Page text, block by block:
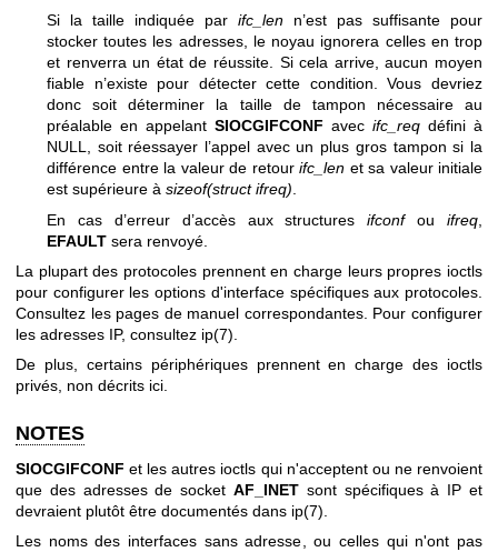
Si la taille indiquée par ifc_len n’est pas suffisante pour
stocker toutes les adresses, le noyau ignorera celles en trop
et renverra un état de réussite. Si cela arrive, aucun moyen
fiable n’existe pour détecter cette condition. Vous devriez
donc soit déterminer la taille de tampon nécessaire au
préalable en appelant SIOCGIFCONF avec ifc_req défini à
NULL, soit réessayer l’appel avec un plus gros tampon si la
différence entre la valeur de retour ifc_len et sa valeur initiale
est supérieure à sizeof(struct ifreq)
En cas d’erreur d’accès aux structuresifconfou ifreq
EFAULT sera renvoyé.
La plupart des protocoles prennent en charge leurs propres ioctls
pour configurer les options d'interface spécifiques aux protocoles.
Consultez les pages de manuel correspondantes. Pour configurer
les adresses IP, consultez ip(7)
De plus, certains périphériques prennent en charge des ioctls
privés, non décrits ici.
NOTES
SIOCGIFCONF et les autres ioctls qui n'acceptent ou ne renvoient
que des adresses de socket AF_INET sont spécifiques à IP et
devraient plutôt être documentés dans ip(7)
Les noms des interfaces sans adresse, ou celles qui n'ont pas